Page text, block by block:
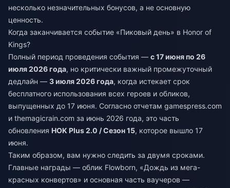
несколько незначительных бонусов, а не основную
ценность.
Когда заканчивается событие «Пиковый день» в Honor of
Kings?
Полный период проведения события — с 17 июня по 26
июля 2026 года, но критически важный промежуточный
дедлайн — 3 июля 2026 года, когда истекает срок
бесплатного использования всех героев и обликов,
выпущенных до 17 июня. Согласно отчетам gamespress.com
и themagicrain.com за июнь 2026 года, это часть
обновления HOK Plus 2.0 / Сезон 15, которое вышло 17
июня.
Таким образом, вам нужно следить за двумя сроками.
Главные награды — облик Flowborn, «Дождь из мега-
красных конвертов» и основная часть ваучеров —